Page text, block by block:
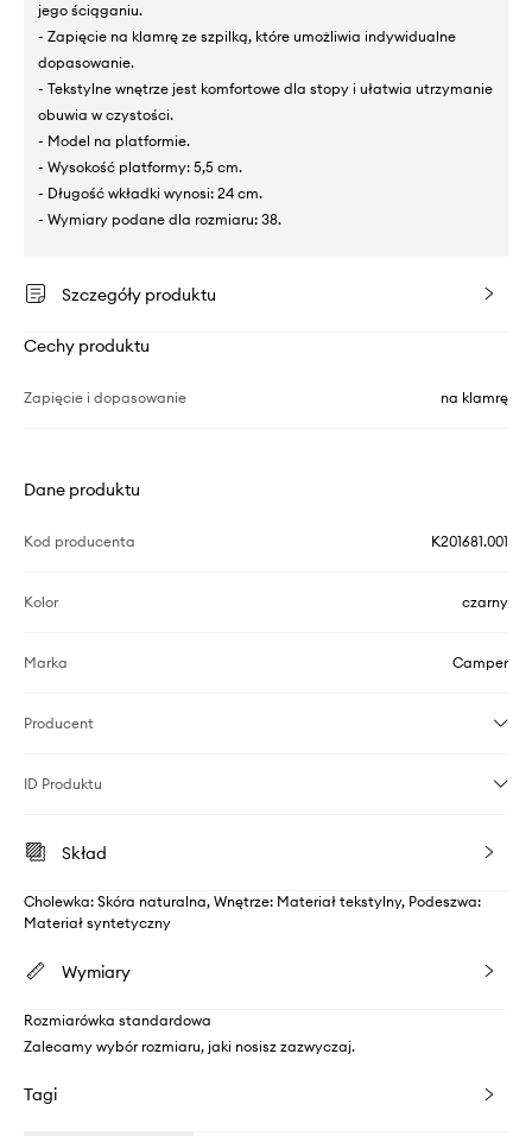
jego ściąganiu.
- Zapięcie na klamrę ze szpilką, które umożliwia indywidualne
dopasowanie.
- Tekstylne wnętrze jest komfortowe dla stopy i ułatwia utrzymanie
obuwia w czystości.
- Model na platformie.
- Wysokość platformy: 5,5 cm.
- Długość wkładki wynosi: 24 cm.
- Wymiary podane dla rozmiaru: 38.
Szczegóły produktu
Cechy produktu
Zapięcie i dopasowanie na klamrę
Dane produktu
Kod producenta K201681.001
Kolor czarny
Marka Camper
Producent
ID Produktu
Skład
Cholewka: Skóra naturalna, Wnętrze: Materiał tekstylny, Podeszwa:
Materiał syntetyczny
Wymiary
Rozmiarówka standardowa
Zalecamy wybór rozmiaru, jaki nosisz zazwyczaj.
Tagi